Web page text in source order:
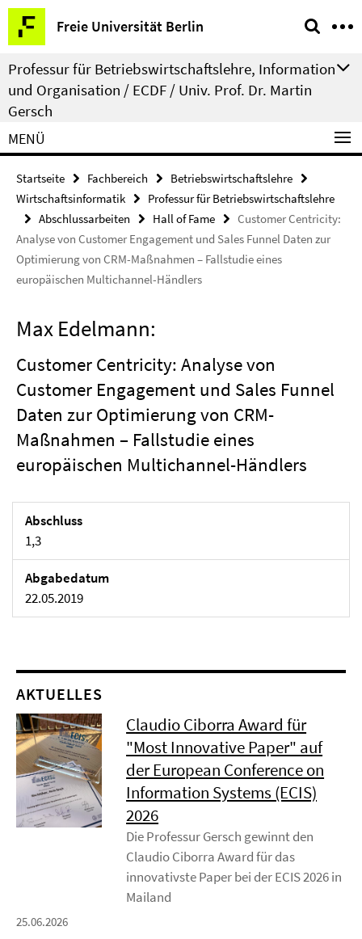
Springe
direkt
zu
Inhalt
Freie Universität Berlin
Service-
Navigation
Professur für Betriebswirtschaftslehre, Information
und Organisation / ECDF / Univ. Prof. Dr. Martin
Gersch
MENÜ
Startseite Fachbereich
Betriebswirtschaftslehre
Wirtschaftsinformatik
Professur für Betriebswirtschaftslehre
Abschlussarbeiten
Hall of Fame
Customer Centricity:
Analyse von Customer Engagement und Sales Funnel Daten zur
Optimierung von CRM-Maßnahmen – Fallstudie eines
europäischen Multichannel-Händlers
Max Edelmann:
Customer Centricity: Analyse von
Customer Engagement und Sales Funnel
Daten zur Optimierung von CRM-
Maßnahmen – Fallstudie eines
europäischen Multichannel-Händlers
Abschluss
1,3
Abgabedatum
22.05.2019
AKTUELLES
Claudio Ciborra Award für
"Most Innovative Paper" auf
der European Conference on
Information Systems (ECIS)
2026
Die Professur Gersch gewinnt den
Claudio Ciborra Award für das
innovativste Paper bei der ECIS 2026 in
Mailand
25.06.2026